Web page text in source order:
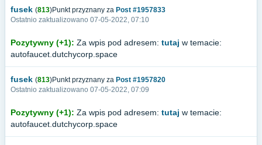
fusek (813)Punkt przyznany za Post #1957833
Ostatnio zaktualizowano 07-05-2022, 07:10
Pozytywny (+1): Za wpis pod adresem: tutaj w temacie:
autofaucet.dutchycorp.space
fusek (813)Punkt przyznany za Post #1957820
Ostatnio zaktualizowano 07-05-2022, 07:09
Pozytywny (+1): Za wpis pod adresem: tutaj w temacie:
autofaucet.dutchycorp.space